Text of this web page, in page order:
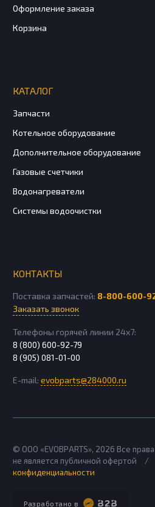
Оформление заказа
Корзина
КАТАЛОГ
Запчасти
Котельное оборудование
Дополнительное оборудование
Газовые счетчики
Водонагреватели
Системы водоочистки
КОНТАКТЫ
Поставка запчастей: 8-800-600-
Заказать звонок
Телефоны горячей линии 24х7:
8 (800) 600-92-79
8 (905) 081-01-00
E-mail: evobparts@284000.ru
Разработано в
© ООО «EVOBPARTS», 2026 Все
не является публичной офертой
/
конфиденциальности